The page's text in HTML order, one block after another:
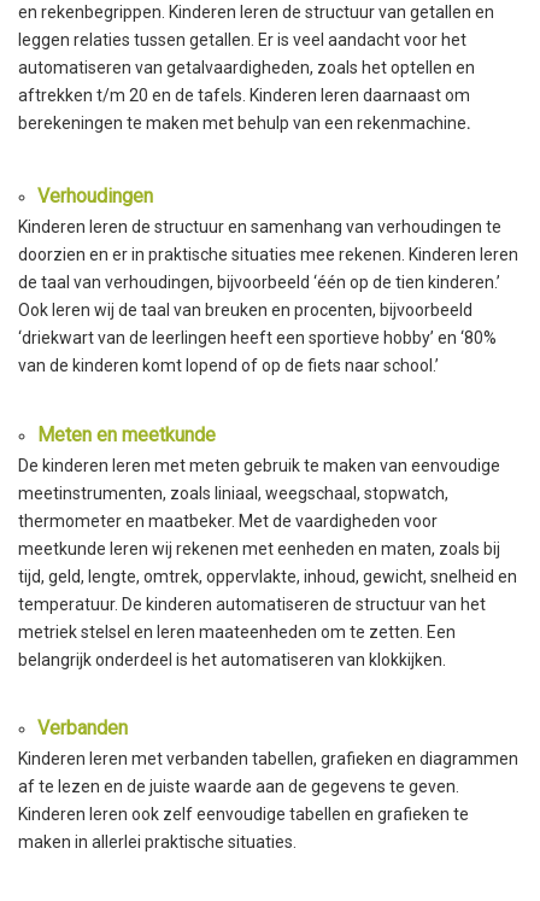
en rekenbegrippen. Kinderen leren de structuur van getallen en
leggen relaties tussen getallen. Er is veel aandacht voor het
automatiseren van getalvaardigheden, zoals het optellen en
aftrekken t/m 20 en de tafels. Kinderen leren daarnaast om
berekeningen te maken met behulp van een rekenmachine.
Verhoudingen
Kinderen leren de structuur en samenhang van verhoudingen te
doorzien en er in praktische situaties mee rekenen. Kinderen leren
de taal van verhoudingen, bijvoorbeeld ‘één op de tien kinderen.’
Ook leren wij de taal van breuken en procenten, bijvoorbeeld
‘driekwart van de leerlingen heeft een sportieve hobby’ en ‘80%
van de kinderen komt lopend of op de fiets naar school.’
Meten en meetkunde
De kinderen leren met meten gebruik te maken van eenvoudige
meetinstrumenten, zoals liniaal, weegschaal, stopwatch,
thermometer en maatbeker. Met de vaardigheden voor
meetkunde leren wij rekenen met eenheden en maten, zoals bij
tijd, geld, lengte, omtrek, oppervlakte, inhoud, gewicht, snelheid en
temperatuur. De kinderen automatiseren de structuur van het
metriek stelsel en leren maateenheden om te zetten. Een
belangrijk onderdeel is het automatiseren van klokkijken.
Verbanden
Kinderen leren met verbanden tabellen, grafieken en diagrammen
af te lezen en de juiste waarde aan de gegevens te geven.
Kinderen leren ook zelf eenvoudige tabellen en grafieken te
maken in allerlei praktische situaties.